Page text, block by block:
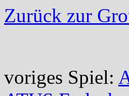
Zurück zur
voriges Spiel: